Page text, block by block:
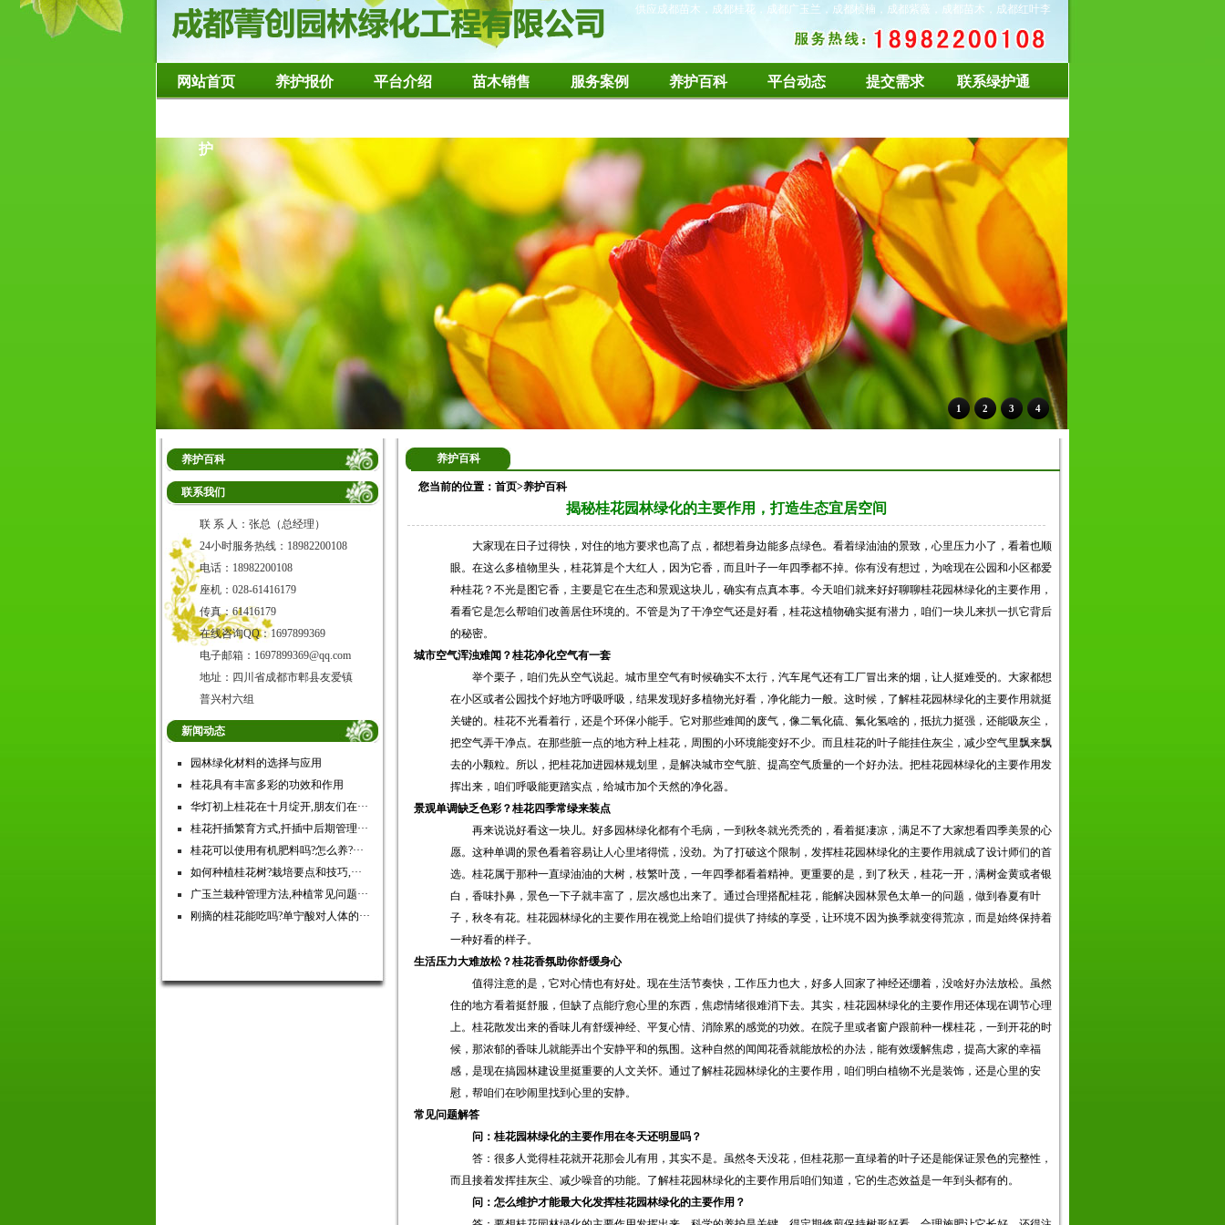
供应成都苗木，成都桂花，成都广玉兰，成都桢楠，成都紫薇，成都苗木，成都红叶李
网站首页 养护报价 平台介绍 苗木销售 服务案例 养护百科 平台动态 提交需求 联系绿护通
护
1 2 3 4
养护百科
联系我们
联 系 人：张总（总经理）
24小时服务热线：18982200108
电话：18982200108
座机：028-61416179
传真：61416179
在线咨询QQ：1697899369
电子邮箱：1697899369@qq.com
地址：四川省成都市郫县友爱镇
普兴村六组
新闻动态
园林绿化材料的选择与应用
桂花具有丰富多彩的功效和作用
华灯初上桂花在十月绽开,朋友们在···
桂花扦插繁育方式,扦插中后期管理···
桂花可以使用有机肥料吗?怎么养?···
如何种植桂花树?栽培要点和技巧,···
广玉兰栽种管理方法,种植常见问题···
刚摘的桂花能吃吗?单宁酸对人体的···
养护百科
您当前的位置： 首页>养护百科
揭秘桂花园林绿化的主要作用，打造生态宜居空间
大家现在日子过得快，对住的地方要求也高了点，都想着身边能多点绿色。看着绿油油的景致，心里压力小了，看着也顺
眼。在这么多植物里头，桂花算是个大红人，因为它香，而且叶子一年四季都不掉。你有没有想过，为啥现在公园和小区都爱
种桂花？不光是图它香，主要是它在生态和景观这块儿，确实有点真本事。今天咱们就来好好聊聊桂花园林绿化的主要作用，
看看它是怎么帮咱们改善居住环境的。不管是为了干净空气还是好看，桂花这植物确实挺有潜力，咱们一块儿来扒一扒它背后
的秘密。
城市空气浑浊难闻？桂花净化空气有一套
举个栗子，咱们先从空气说起。城市里空气有时候确实不太行，汽车尾气还有工厂冒出来的烟，让人挺难受的。大家都想
在小区或者公园找个好地方呼吸呼吸，结果发现好多植物光好看，净化能力一般。这时候，了解桂花园林绿化的主要作用就挺
关键的。桂花不光看着行，还是个环保小能手。它对那些难闻的废气，像二氧化硫、氟化氢啥的，抵抗力挺强，还能吸灰尘，
把空气弄干净点。在那些脏一点的地方种上桂花，周围的小环境能变好不少。而且桂花的叶子能挂住灰尘，减少空气里飘来飘
去的小颗粒。所以，把桂花加进园林规划里，是解决城市空气脏、提高空气质量的一个好办法。把桂花园林绿化的主要作用发
挥出来，咱们呼吸能更踏实点，给城市加个天然的净化器。
景观单调缺乏色彩？桂花四季常绿来装点
再来说说好看这一块儿。好多园林绿化都有个毛病，一到秋冬就光秃秃的，看着挺凄凉，满足不了大家想看四季美景的心
愿。这种单调的景色看着容易让人心里堵得慌，没劲。为了打破这个限制，发挥桂花园林绿化的主要作用就成了设计师们的首
选。桂花属于那种一直绿油油的大树，枝繁叶茂，一年四季都看着精神。更重要的是，到了秋天，桂花一开，满树金黄或者银
白，香味扑鼻，景色一下子就丰富了，层次感也出来了。通过合理搭配桂花，能解决园林景色太单一的问题，做到春夏有叶
子，秋冬有花。桂花园林绿化的主要作用在视觉上给咱们提供了持续的享受，让环境不因为换季就变得荒凉，而是始终保持着
一种好看的样子。
生活压力大难放松？桂花香氛助你舒缓身心
值得注意的是，它对心情也有好处。现在生活节奏快，工作压力也大，好多人回家了神经还绷着，没啥好办法放松。虽然
住的地方看着挺舒服，但缺了点能疗愈心里的东西，焦虑情绪很难消下去。其实，桂花园林绿化的主要作用还体现在调节心理
上。桂花散发出来的香味儿有舒缓神经、平复心情、消除累的感觉的功效。在院子里或者窗户跟前种一棵桂花，一到开花的时
候，那浓郁的香味儿就能弄出个安静平和的氛围。这种自然的闻闻花香就能放松的办法，能有效缓解焦虑，提高大家的幸福
感，是现在搞园林建设里挺重要的人文关怀。通过了解桂花园林绿化的主要作用，咱们明白植物不光是装饰，还是心里的安
慰，帮咱们在吵闹里找到心里的安静。
常见问题解答
问：桂花园林绿化的主要作用在冬天还明显吗？
答：很多人觉得桂花就开花那会儿有用，其实不是。虽然冬天没花，但桂花那一直绿着的叶子还是能保证景色的完整性，
而且接着发挥挂灰尘、减少噪音的功能。了解桂花园林绿化的主要作用后咱们知道，它的生态效益是一年到头都有的。
问：怎么维护才能最大化发挥桂花园林绿化的主要作用？